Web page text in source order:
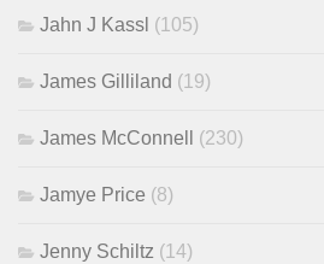
Jahn J Kassl (105)
James Gilliland (19)
James McConnell (230)
Jamye Price (8)
Jenny Schiltz (14)